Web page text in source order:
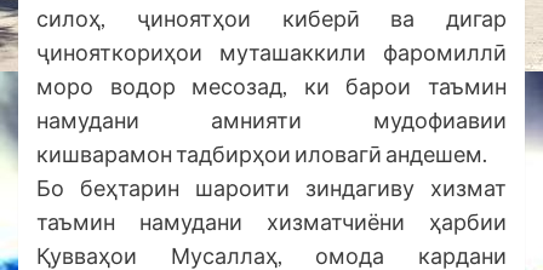
силоҳ, ҷиноятҳои киберӣ ва дигар
ҷинояткориҳои муташаккили фаромиллӣ
моро водор месозад, ки барои таъмин
намудани амнияти мудофиавии
кишварамон тадбирҳои иловагӣ андешем.
Бо беҳтарин шароити зиндагиву хизмат
таъмин намудани хизматчиёни ҳарбии
Қувваҳои Мусаллаҳ, омода кардани